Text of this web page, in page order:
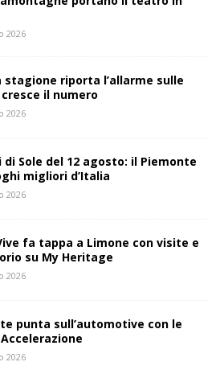
2026
stagione riporta l’allarme sulle
il numero
2026
di Sole del 12 agosto: il Piemonte
migliori d’Italia
2026
fa tappa a Limone con visite e
su My Heritage
2026
punta sull’automotive con le
2026